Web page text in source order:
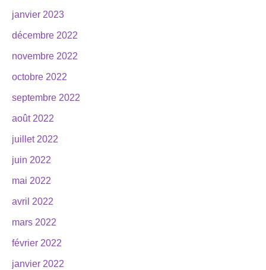
janvier 2023
décembre 2022
novembre 2022
octobre 2022
septembre 2022
août 2022
juillet 2022
juin 2022
mai 2022
avril 2022
mars 2022
février 2022
janvier 2022